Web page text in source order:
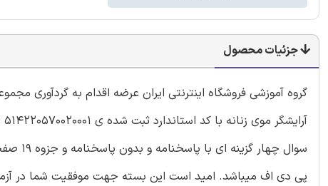
جزئیات محصول
گروه آموزشی فروشگاه اینترنتی ایران عرضه اقدام به گردآوری
سوال
پی دی اف میباشد. امید است این بسته جهت موفقیت شما در